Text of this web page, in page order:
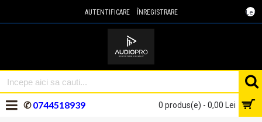
Lei
AUTENTIFICARE ÎNREGISTRARE
0 produs(e) - 0,00 Lei
✆0744518939